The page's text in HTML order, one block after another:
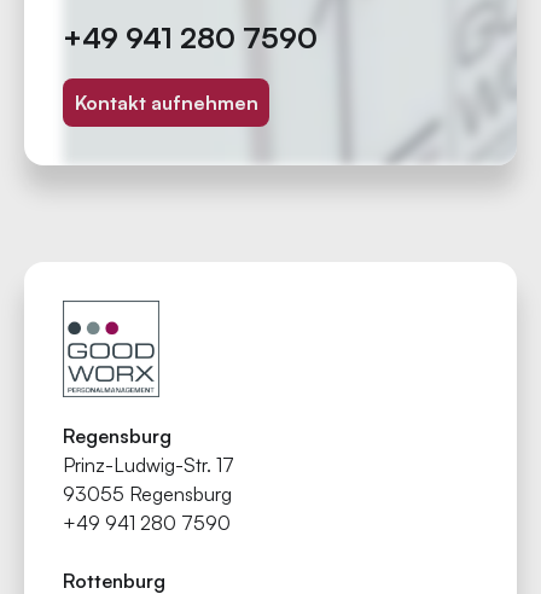
+49 941 280 7590
Kontakt aufnehmen
Regensburg
Prinz-Ludwig-Str. 17
93055 Regensburg
+49 941 280 7590
Rottenburg